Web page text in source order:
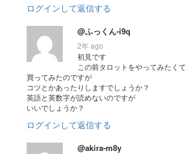
ログインして返信する
@ふっくん-i9q
2年 ago
初見です
この前タロットをやってみたくて
買ってみたのですが
コツとかあったりしますでしょうか？
英語と英数字が読めないのですが
いいでしょうか？
ログインして返信する
@akira-m8y